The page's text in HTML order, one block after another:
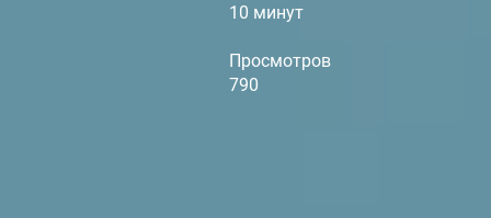
10 минут
Просмотров
790